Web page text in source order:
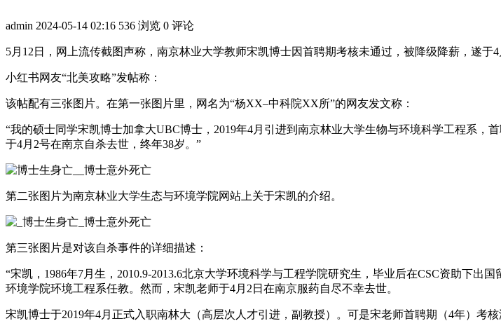
admin 2024-05-14 02:16 536 浏览 0 评论
5月12日，网上流传截图声称，南京林业大学教师宋凯博士因首聘期考核未通过，被降级降薪，遂于4
小红书网友“北美攻略”发帖称：
该帖配有三张图片。在第一张图片里，网名为“杨XX–中科院XX所”的网友发文称：
“我的硕士同学宋凯博士加拿大UBC博士，2019年4月引进到南京林业大学生物与环境科学工程系
于4月2号在南京自杀去世，终年38岁。”
第二张图片为南京林业大学生态与环境学院网站上关于宋凯的介绍。
第三张图片是对该自杀事件的详细描述：
“宋凯，1986年7月生，2010.9-2013.6北京大学环境科学与工程学院研究生，毕业后在CSC资助下
环境学院环境工程系任教。然而，宋凯老师于4月2日在南京服药自尽不幸去世。
宋凯博士于2019年4月正式入职南林大（高层次人才引进，副教授）。可是宋老师首聘期（4年）